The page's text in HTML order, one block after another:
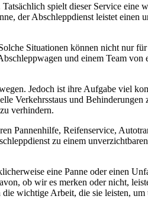
spielt dieser Service eine
der Abschleppdienst leistet einen
Situationen können nicht nur
und einem Team von
Jedoch ist ihre Aufgabe viel
Verkehrsstaus und
verhindern.
Pannenhilfe, Reifenservice,
zu einem
eine Panne oder einen
ob wir es merken oder nicht,
wichtige Arbeit, die sie leisten, um